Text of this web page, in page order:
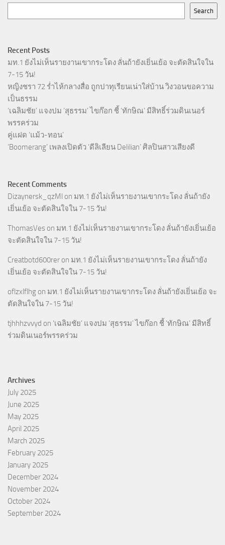
Search
Recent Posts
มท.1 ยังไม่เห็นรายงานเขากระโดง ลั่นถ้ายังเยิ่นเย้อ จะตัดสินใจใน
7-15 วัน!
หญิงชรา 72 ร่ำไห้กลางสื่อ ถูกปาทุเรียนเน่าใส่บ้าน วิงวอนขอความ
เป็นธรรม
‘เฉลิมชัย’ แจงปม ‘สุธรรม’ ไขก๊อก ชี้ ‘ทักษิณ’ มีสิทธิ์ร่วมดินเนอร์
พรรคร่วม
คู่แฝด ‘แม้ว-ทอน’
‘Boomerang’ เพลงเปิดตัว ‘ดีลิเลียน Delilian’ ศิลปินสาวเสียงดี
Recent Comments
Dizaynersk_qzMl on มท.1 ยังไม่เห็นรายงานเขากระโดง ลั่นถ้ายัง
เยิ่นเย้อ จะตัดสินใจใน 7-15 วัน!
ThomasVes on มท.1 ยังไม่เห็นรายงานเขากระโดง ลั่นถ้ายังเยิ่นเย้อ
จะตัดสินใจใน 7-15 วัน!
Creatbotd600rer on มท.1 ยังไม่เห็นรายงานเขากระโดง ลั่นถ้ายัง
เยิ่นเย้อ จะตัดสินใจใน 7-15 วัน!
oflzxlflhg on มท.1 ยังไม่เห็นรายงานเขากระโดง ลั่นถ้ายังเยิ่นเย้อ จะ
ตัดสินใจใน 7-15 วัน!
tjhhhzvvyd on ‘เฉลิมชัย’ แจงปม ‘สุธรรม’ ไขก๊อก ชี้ ‘ทักษิณ’ มีสิทธิ์
ร่วมดินเนอร์พรรคร่วม
Archives
July 2025
June 2025
May 2025
April 2025
March 2025
February 2025
January 2025
December 2024
November 2024
October 2024
September 2024